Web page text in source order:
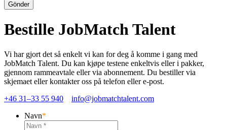
Gönder
Bestille JobMatch Talent
Vi har gjort det så enkelt vi kan for deg å komme i gang med
JobMatch Talent. Du kan kjøpe testene enkeltvis eller i pakker,
gjennom rammeavtale eller via abonnement. Du bestiller via
skjemaet eller kontakter oss på telefon eller e-post.
+46 31–33 55 940
info@jobmatchtalent.com
Navn*